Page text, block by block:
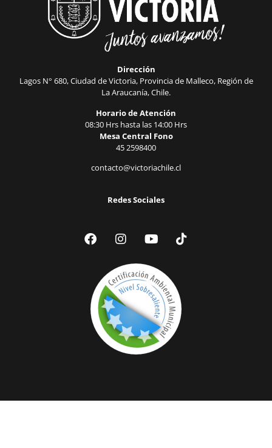
Dirección
Lagos N° 680, Ciudad de Victoria, Provincia de Malleco, Región de
La Araucanía, Chile.
Horario de Atención
08:30 Hrs hasta las 14:00 Hrs
Mesa Central Fono
45 2598400
contacto@victoriachile.cl
Redes Sociales